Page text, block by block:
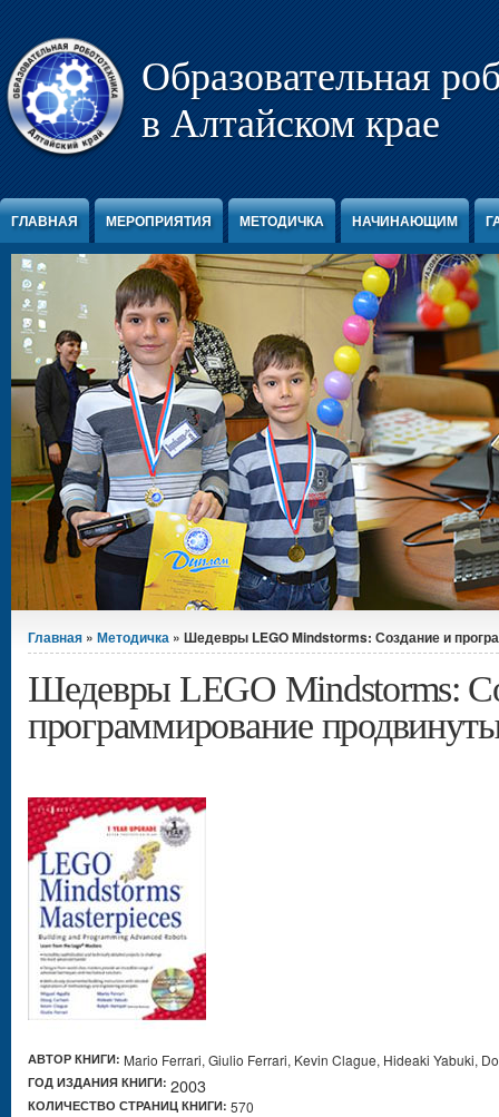
Образовательная
в Алтайском крае
ГЛАВНАЯ МЕРОПРИЯТИЯ МЕТОДИЧКА НАЧИНАЮЩИМ
Вы здесь
Главная » Методичка » Шедевры LEGO Mindstorms: Создание и
Шедевры LEGO Mindstorms:
программирование
АВТОР КНИГИ: Mario Ferrari, Giulio Ferrari, Kevin Clague, Hideaki Yabuki,
ГОД ИЗДАНИЯ КНИГИ: 2003
КОЛИЧЕСТВО СТРАНИЦ КНИГИ: 570